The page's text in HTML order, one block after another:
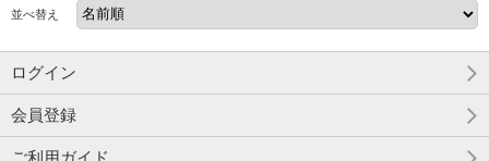
並べ替え
ログイン
会員登録
ご利用ガイド